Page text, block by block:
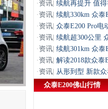
· 资讯 续航再提升 值
· 资讯 续航330km 众泰
· 资讯 众泰E200 Pro电
· 资讯 续航超300公里
· 资讯 续航301km 众泰
· 资讯 解读2018款众泰
· 资讯 从形到型 新款
众泰E200佛山行情